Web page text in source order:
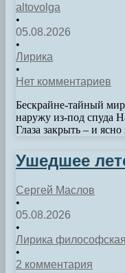
altovolga
•
05.08.2026
•
Лирика
•
Нет комментариев
Бескрайне-тайный
наружу из-под спуда
Глаза закрыть – и
Ушедшее
Сергей Маслов
•
05.08.2026
•
Лирика философская
•
2 комментария